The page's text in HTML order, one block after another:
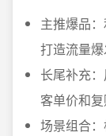
主推爆品
打造流量
长尾补充
客单价和
场景组合